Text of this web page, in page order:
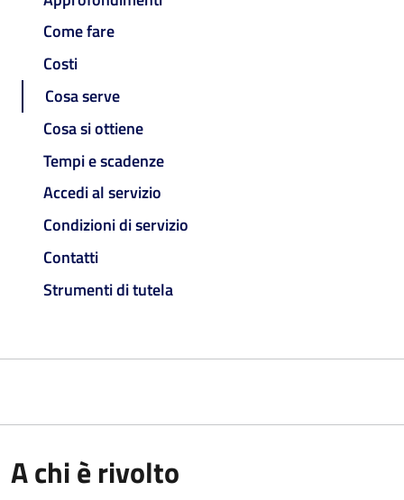
Come fare
Costi
Cosa serve
Cosa si ottiene
Tempi e scadenze
Accedi al servizio
Condizioni di servizio
Contatti
Strumenti di tutela
A chi è rivolto